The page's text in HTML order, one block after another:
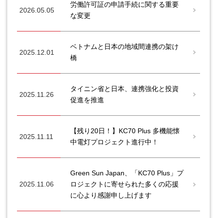
2026.05.05
労働許可証の申請手続に関する重要
な変更
2025.12.01
ベトナムと日本の地域間連携の架け
橋
2025.11.26
タイニン省と日本、連携強化と投資
促進を推進
2025.11.11
【残り20日！】KC70 Plus 多機能懐
中電灯プロジェクト進行中！
2025.11.06
Green Sun Japan、「KC70 Plus」プ
ロジェクトに寄せられた多くの応援
に心より感謝申し上げます